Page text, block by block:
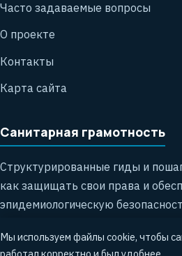
Часто задаваемые вопросы
О проекте
Контакты
Карта сайта
Санитарная грамотность
Структурированные гиды и
как защищать свои права и
эпидемиологическую
Мы используем файлы cookie, чтобы